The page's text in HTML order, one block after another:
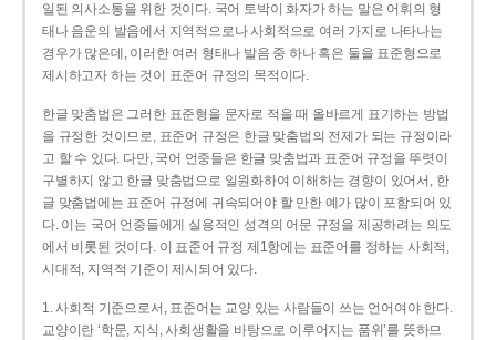
일된 의사소통을 위한 것이다. 국어 토박이 화자가 하는 말은 어휘의 형
태나 음운의 발음에서 지역적으로나 사회적으로 여러 가지로 나타나는
경우가 많은데, 이러한 여러 형태나 발음 중 하나 혹은 둘을 표준형으로
제시하고자 하는 것이 표준어 규정의 목적이다.
한글 맞춤법은 그러한 표준형을 문자로 적을 때 올바르게 표기하는 방법
을 규정한 것이므로, 표준어 규정은 한글 맞춤법의 전제가 되는 규정이라
고 할 수 있다. 다만, 국어 언중들은 한글 맞춤법과 표준어 규정을 뚜렷이
구별하지 않고 한글 맞춤법으로 일원화하여 이해하는 경향이 있어서, 한
글 맞춤법에는 표준어 규정에 귀속되어야 할 만한 예가 많이 포함되어 있
다. 이는 국어 언중들에게 실용적인 성격의 어문 규정을 제공하려는 의도
에서 비롯된 것이다. 이 표준어 규정 제1항에는 표준어를 정하는 사회적,
시대적, 지역적 기준이 제시되어 있다.
1. 사회적 기준으로서, 표준어는 교양 있는 사람들이 쓰는 언어여야 한다.
교양이란 ‘학문, 지식, 사회생활을 바탕으로 이루어지는 품위’를 뜻하므